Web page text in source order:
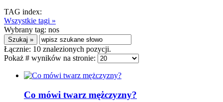
TAG index:
Wszystkie tagi »
Wybrany tag: nos
Łącznie: 10 znalezionych pozycji.
Pokaż # wyników na stronie:
Co mówi twarz mężczyzny?